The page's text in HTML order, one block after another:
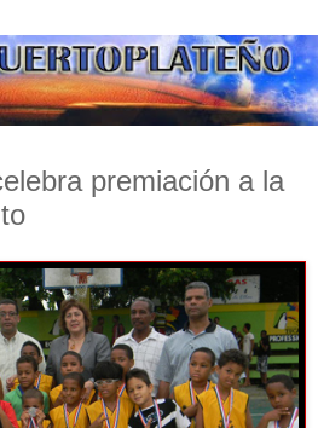
premiación a la